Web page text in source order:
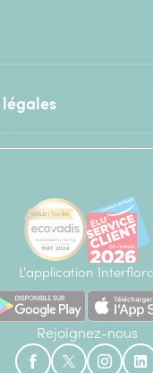
légales
L'application Interflora
Rejoignez-nous